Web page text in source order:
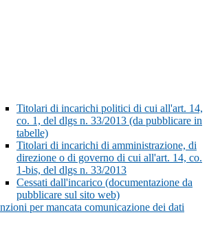
Titolari di incarichi politici di cui all'art. 14,
co. 1, del dlgs n. 33/2013 (da pubblicare in
tabelle)
Titolari di incarichi di amministrazione, di
direzione o di governo di cui all'art. 14, co.
1-bis, del dlgs n. 33/2013
Cessati dall'incarico (documentazione da
pubblicare sul sito web)
per mancata comunicazione dei dati